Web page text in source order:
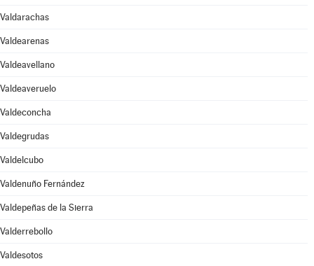
Valdarachas
Valdearenas
Valdeavellano
Valdeaveruelo
Valdeconcha
Valdegrudas
Valdelcubo
Valdenuño Fernández
Valdepeñas de la Sierra
Valderrebollo
Valdesotos